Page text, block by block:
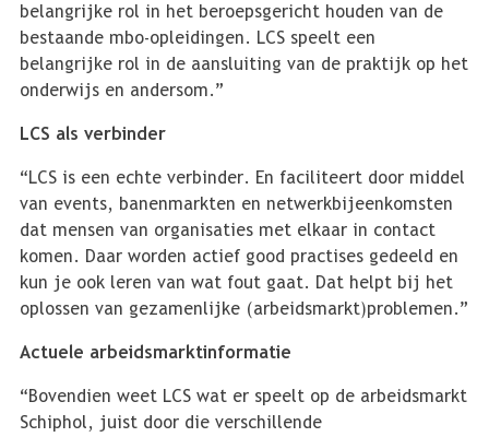
belangrijke rol in het beroepsgericht houden van de
bestaande mbo-opleidingen. LCS speelt een
belangrijke rol in de aansluiting van de praktijk op het
onderwijs en andersom.”
LCS als verbinder
“LCS is een echte verbinder. En faciliteert door middel
van events, banenmarkten en netwerkbijeenkomsten
dat mensen van organisaties met elkaar in contact
komen. Daar worden actief good practises gedeeld en
kun je ook leren van wat fout gaat. Dat helpt bij het
oplossen van gezamenlijke (arbeidsmarkt)problemen.”
Actuele arbeidsmarktinformatie
“Bovendien weet LCS wat er speelt op de arbeidsmarkt
Schiphol, juist door die verschillende